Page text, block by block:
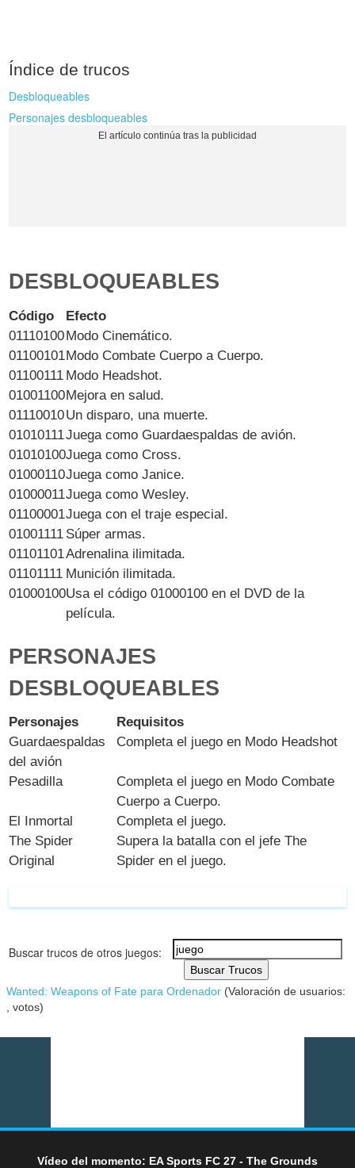
Índice de trucos
Desbloqueables
Personajes desbloqueables
DESBLOQUEABLES
Código
Efecto
01110100Modo Cinemático.
01100101Modo Combate Cuerpo a Cuerpo.
01100111 Modo Headshot.
01001100Mejora en salud.
01110010Un disparo, una muerte.
01010111Juega como Guardaespaldas de avión.
01010100Juega como Cross.
01000110Juega como Janice.
01000011Juega como Wesley.
01100001Juega con el traje especial.
01001111 Súper armas.
01101101Adrenalina ilimitada.
01101111 Munición ilimitada.
01000100Usa el código01000100 en el DVD de la
película.
PERSONAJES
DESBLOQUEABLES
Personajes
Requisitos
Guardaespaldas
del avión
Completa el juego en Modo Headshot
Pesadilla
Completa el juego en Modo Combate
Cuerpo a Cuerpo.
El Inmortal
Completa el juego.
The Spider
Original
Supera la batalla con el jefe The
Spider en el juego.
Buscar trucos de otros juegos:
Buscar Trucos
Wanted: Weapons of Fate para Ordenador (Valoración de usuarios:
,votos)
Vídeo del momento: EA Sports FC 27 - The Grounds